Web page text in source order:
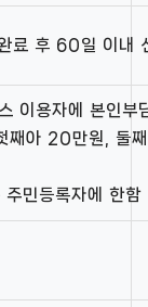
료 후 60일 이내
이용자에 본인부
째아 20만원, 둘
민등록자에 한함